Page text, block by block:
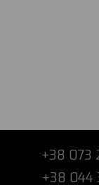
+38 073
+38 044